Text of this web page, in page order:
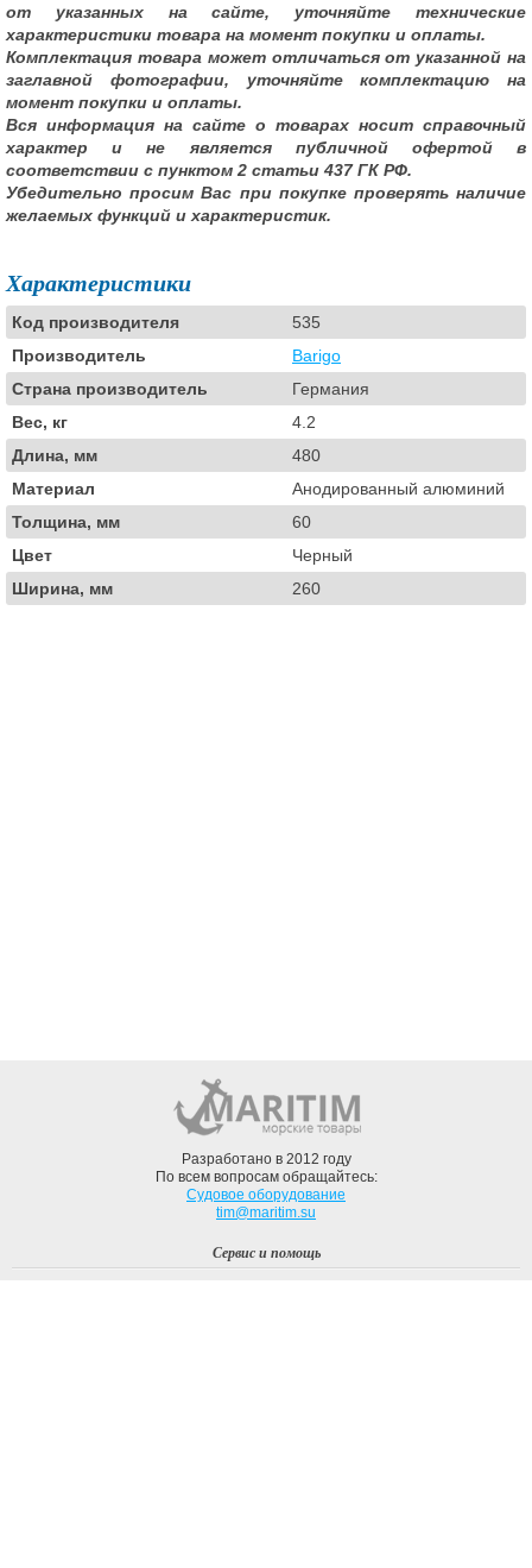
от указанных на сайте, уточняйте технические
характеристики товара на момент покупки и оплаты.
Комплектация товара может отличаться от указанной на
заглавной фотографии, уточняйте комплектацию на
момент покупки и оплаты.
Вся информация на сайте о товарах носит справочный
характер и не является публичной офертой в
соответствии с пунктом 2 статьи 437 ГК РФ.
Убедительно просим Вас при покупке проверять наличие
желаемых функций и характеристик.
Характеристики
Код производителя
535
Производитель
Barigo
Страна производитель
Германия
Вес, кг
4.2
Длина, мм
480
Материал
Анодированный алюминий
Толщина, мм
60
Цвет
Черный
Ширина, мм
260
Разработано в 2012 году
По всем вопросам обращайтесь:
Судовое оборудование
tim@maritim.su
Сервис и помощь